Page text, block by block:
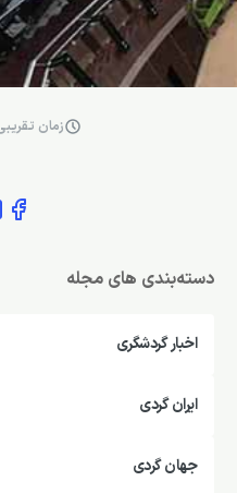
زمان تقریبی
دسته‌بندی های مجله
اخبار گردشگری
ایران گردی
جهان گردی